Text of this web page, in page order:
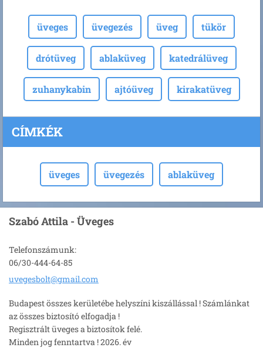
üveges üvegezés üveg tükör
drótüveg ablaküveg katedrálüveg
zuhanykabin ajtóüveg kirakatüveg
CÍMKÉK
üveges üvegezés ablaküveg
Szabó Attila - Üveges
Telefonszámunk:
06/30-444-64-85
uvegesbolt@gmail.com
Budapest összes kerületébe helyszíni kiszállással ! Számlánkat
az összes biztosító elfogadja !
Regisztrált üveges a biztosítok felé.
Minden jog fenntartva ! 2026. év